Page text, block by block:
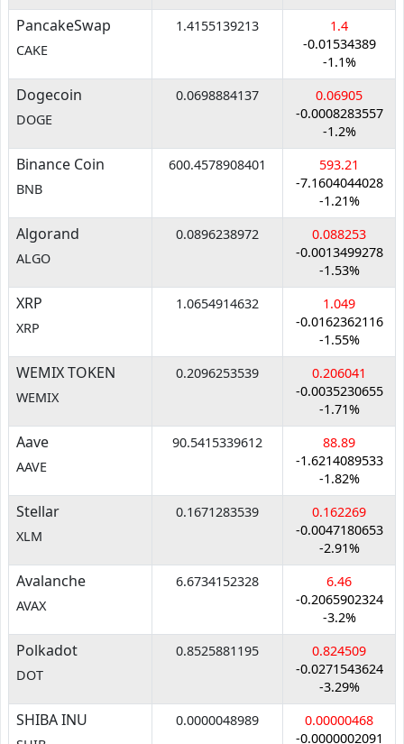
PancakeSwap
CAKE
1.4155139213
1.4
-0.01534389
-1.1%
Dogecoin
DOGE
0.0698884137
0.06905
-0.0008283557
-1.2%
Binance Coin
BNB
600.4578908401
593.21
-7.1604044028
-1.21%
Algorand
ALGO
0.0896238972
0.088253
-0.0013499278
-1.53%
XRP
XRP
1.0654914632
1.049
-0.0162362116
-1.55%
WEMIX TOKEN
WEMIX
0.2096253539
0.206041
-0.0035230655
-1.71%
Aave
AAVE
90.5415339612
88.89
-1.6214089533
-1.82%
Stellar
XLM
0.1671283539
0.162269
-0.0047180653
-2.91%
Avalanche
AVAX
6.6734152328
6.46
-0.2065902324
-3.2%
Polkadot
DOT
0.8525881195
0.824509
-0.0271543624
-3.29%
SHIBA INU 0.0000048989
0.00000468
-0.0000002091